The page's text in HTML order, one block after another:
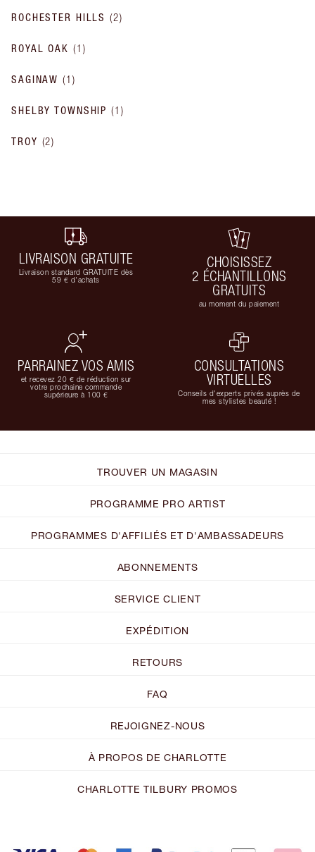
ROCHESTER HILLS (2)
ROYAL OAK (1 )
SAGINAW (1 )
SHELBY TOWNSHIP (1 )
TROY (2)
LIVRAISON GRATUITE
Livraison standard GRATUITE dès
59 € d'achats
CHOISISSEZ
2 ÉCHANTILLONS
GRATUITS
au moment du paiement
PARRAINEZ VOS AMIS
et recevez 20 € de réduction sur
votre prochaine commande
supérieure à 100 €
CONSULTATIONS
VIRTUELLES
Conseils d'experts privés auprès de
mes stylistes beauté !
TROUVER UN MAGASIN
PROGRAMME PRO ARTIST
PROGRAMMES D'AFFILIÉS ET D'AMBASSADEURS
ABONNEMENTS
SERVICE CLIENT
EXPÉDITION
RETOURS
FAQ
REJOIGNEZ-NOUS
À PROPOS DE CHARLOTTE
CHARLOTTE TILBURY PROMOS